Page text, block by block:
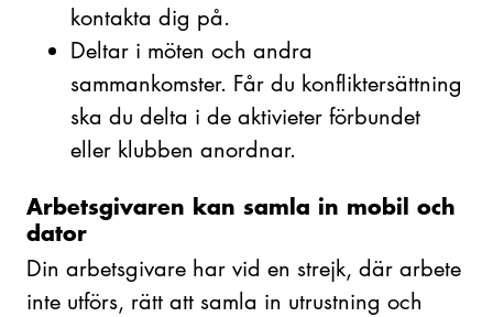
kontakta dig på.
Deltar i möten och andra
sammankomster. Får du konfliktersättning
ska du delta i de aktivieter förbundet
eller klubben anordnar.
Arbetsgivaren kan samla in mobil och
dator
Din arbetsgivare har vid en strejk, där arbete
inte utförs, rätt att samla in utrustning och